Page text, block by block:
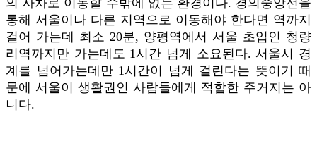
통해 서울이나 다른 지역으로 이동해야 한다면 역까지
걸어 가는데 최소 20분, 양평역에서 서울 초입인 청량
리역까지만 가는데도 1시간 넘게 소요된다. 서울시 경
계를 넘어가는데만 1시간이 넘게 걸린다는 뜻이기 때
문에 서울이 생활권인 사람들에게 적합한 주거지는 아
니다.